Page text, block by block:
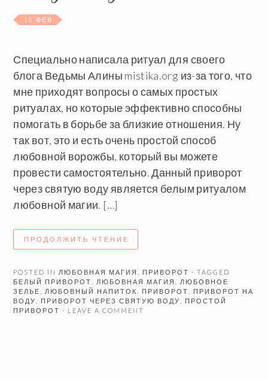
18 ФЕВ
Специально написала ритуал для своего
блога Ведьмы Алины mistika.org из-за того, что
мне приходят вопросы о самых простых
ритуалах, но которые эффективно способны
помогать в борьбе за близкие отношения. Ну
так вот, это и есть очень простой способ
любовной ворожбы, который вы можете
провести самостоятельно. Данный приворот
через святую воду является белым ритуалом
любовной магии. […]
ПРОДОЛЖИТЬ ЧТЕНИЕ
POSTED IN ЛЮБОВНАЯ МАГИЯ ПРИВОРОТ · TAGGED
БЕЛЫЙ ПРИВОРОТ
ЛЮБОВНАЯ МАГИЯ
ЛЮБОВНОЕ
ЗЕЛЬЕ
ЛЮБОВНЫЙ НАПИТОК ПРИВОРОТ
ПРИВОРОТ НА
ВОДУ
ПРИВОРОТ ЧЕРЕЗ СВЯТУЮ ВОДУ
ПРОСТОЙ
ПРИВОРОТ · LEAVE A COMMENT